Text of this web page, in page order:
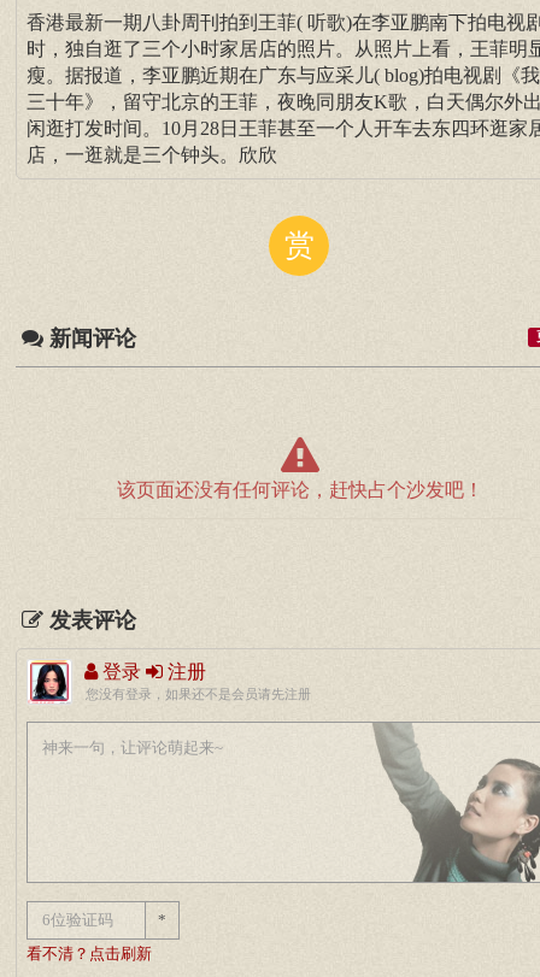
香港最新一期八卦周刊拍到王菲( 听歌)在李亚鹏南下拍电视
时，独自逛了三个小时家居店的照片。从照片上看，王菲明
瘦。据报道，李亚鹏近期在广东与应采儿( blog)拍电视剧《
三十年》，留守北京的王菲，夜晚同朋友K歌，白天偶尔外
闲逛打发时间。10月28日王菲甚至一个人开车去东四环逛家
店，一逛就是三个钟头。欣欣
赏
新闻评论
该页面还没有任何评论，赶快占个沙发吧！
发表评论
登录 注册
您没有登录，如果还不是会员请先注册
*
看不清？点击刷新